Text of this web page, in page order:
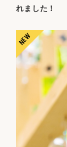
れました！